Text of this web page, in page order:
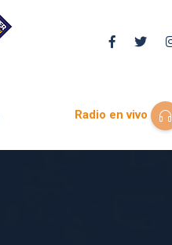
Radio en vivo